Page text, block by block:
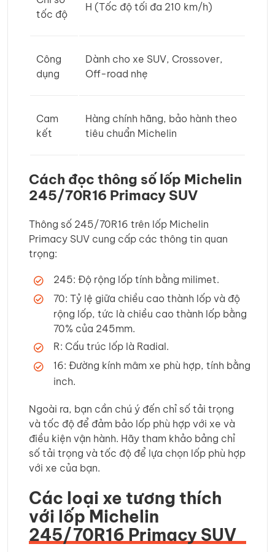
tốc độ
H (Tốc độ tối đa 210 km/h)
Công
dụng
Dành cho xe SUV, Crossover,
Off-road nhẹ
Cam
kết
Hàng chính hãng, bảo hành theo
tiêu chuẩn Michelin
Cách đọc thông số lốp Michelin
245/70R16 Primacy SUV
Thông số 245/70R16 trên lốp Michelin
Primacy SUV cung cấp các thông tin quan
trọng:
245: Độ rộng lốp tính bằng milimet.
70: Tỷ lệ giữa chiều cao thành lốp và độ
rộng lốp, tức là chiều cao thành lốp bằng
70% của 245mm.
R: Cấu trúc lốp là Radial.
16: Đường kính mâm xe phù hợp, tính bằng
inch.
Ngoài ra, bạn cần chú ý đến chỉ số tải trọng
và tốc độ để đảm bảo lốp phù hợp với xe và
điều kiện vận hành. Hãy tham khảo bảng chỉ
số tải trọng và tốc độ để lựa chọn lốp phù hợp
với xe của bạn.
Các loại xe tương thích
với lốp Michelin
245/70R16 Primacy SUV